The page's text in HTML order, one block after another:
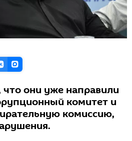
они уже направили
комитет и
комиссию,